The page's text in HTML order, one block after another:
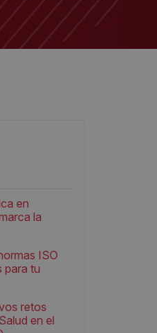
en
la
ISO
para tu
retos
en el